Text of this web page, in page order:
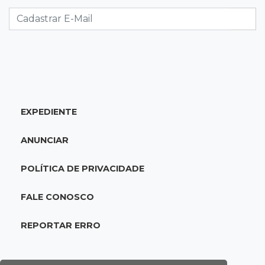
trânsito vai ter que pagar R$ 5 mil
16:07Crime em maio
no Taveirópolis
15:53 Feriadão
Justiça suspende expediente por dois dias e
EXPEDIENTE
ANUNCIAR
POLÍTICA DE PRIVACIDADE
FALE CONOSCO
REPORTAR ERRO